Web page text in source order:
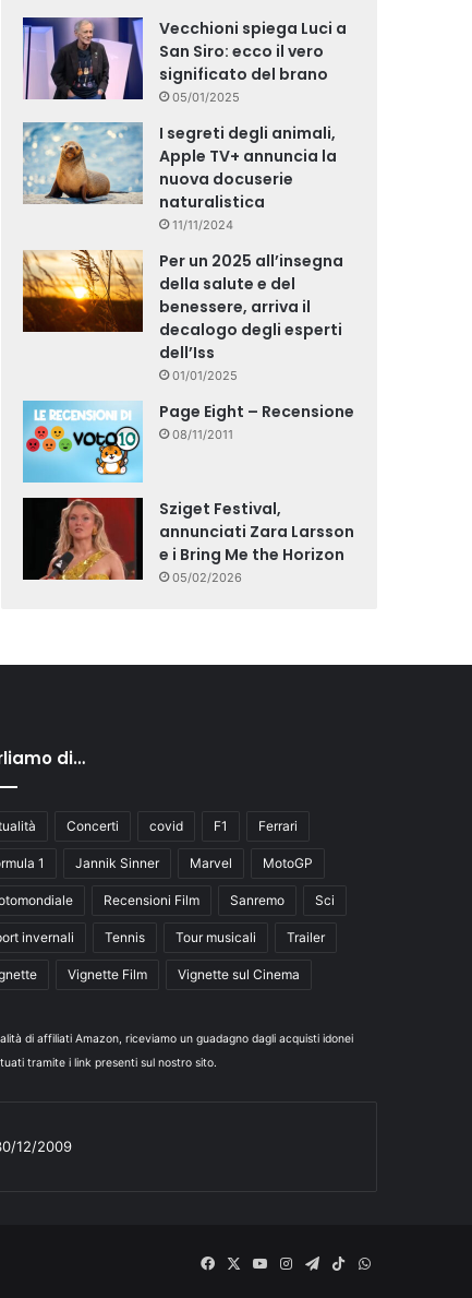
Vecchioni spiega Luci a
San Siro: ecco il vero
significato del brano
05/01/2025
I segreti degli animali,
Apple TV+ annuncia la
nuova docuserie
naturalistica
11/11/2024
Per un 2025 all’insegna
della salute e del
benessere, arriva il
decalogo degli esperti
dell’Iss
01/01/2025
Page Eight – Recensione
08/11/2011
Sziget Festival,
annunciati Zara Larsson
e i Bring Me the Horizon
05/02/2026
di…
Concerti covid F1 Ferrari
1 Jannik Sinner Marvel MotoGP
Recensioni Film Sanremo Sci
invernali Tennis Tour musicali Trailer
Vignette Film Vignette sul Cinema
di affiliati Amazon, riceviamo un guadagno dagli acquisti idonei
tramite i link presenti sul nostro sito.
12/2009
Facebook
X
YouInstagram
Telegram
TikTokWhatsApp